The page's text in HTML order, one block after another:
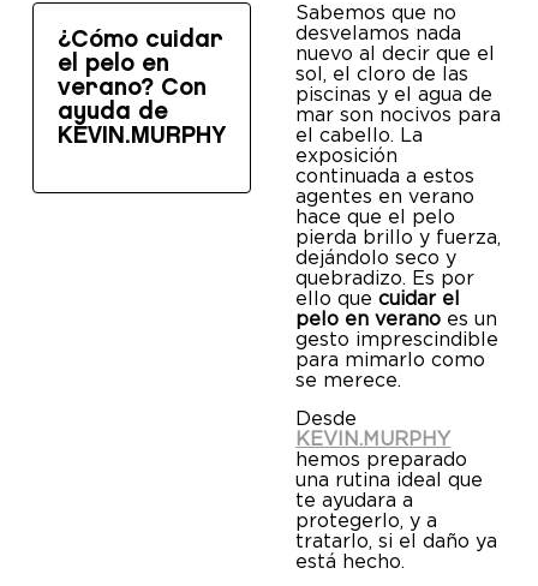
¿Cómo cuidar
el pelo en
verano? Con
ayuda de
KEVIN.MURPHY
Sabemos que no
desvelamos nada
nuevo al decir que el
sol, el cloro de las
piscinas y el agua de
mar son nocivos para
el cabello. La
exposición
continuada a estos
agentes en verano
hace que el pelo
pierda brillo y fuerza,
dejándolo seco y
quebradizo. Es por
ello quecuidar el
pelo en verano es un
gesto imprescindible
para mimarlo como
se merece.
Desde
KEVIN.MURPHY
hemos preparado
una rutina ideal que
te ayudara a
protegerlo, y a
tratarlo, si el daño ya
está hecho.